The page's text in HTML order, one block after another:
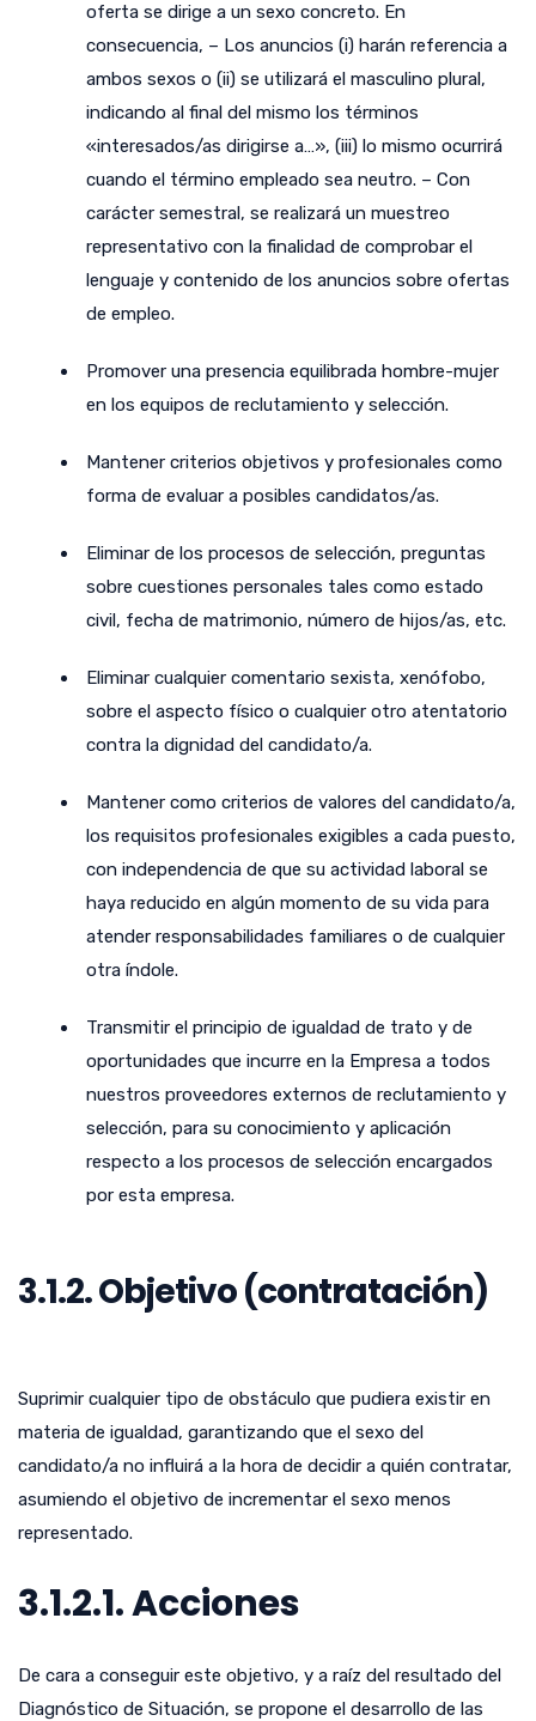
oferta se dirige a un sexo concreto. En
consecuencia, – Los anuncios (i) harán referencia a
ambos sexos o (ii) se utilizará el masculino plural,
indicando al final del mismo los términos
«interesados/as dirigirse a…», (iii) lo mismo ocurrirá
cuando el término empleado sea neutro. – Con
carácter semestral, se realizará un muestreo
representativo con la finalidad de comprobar el
lenguaje y contenido de los anuncios sobre ofertas
de empleo.
Promover una presencia equilibrada hombre-mujer
en los equipos de reclutamiento y selección.
Mantener criterios objetivos y profesionales como
forma de evaluar a posibles candidatos/as.
Eliminar de los procesos de selección, preguntas
sobre cuestiones personales tales como estado
civil, fecha de matrimonio, número de hijos/as, etc.
Eliminar cualquier comentario sexista, xenófobo,
sobre el aspecto físico o cualquier otro atentatorio
contra la dignidad del candidato/a.
Mantener como criterios de valores del candidato/a,
los requisitos profesionales exigibles a cada puesto,
con independencia de que su actividad laboral se
haya reducido en algún momento de su vida para
atender responsabilidades familiares o de cualquier
otra índole.
Transmitir el principio de igualdad de trato y de
oportunidades que incurre en la Empresa a todos
nuestros proveedores externos de reclutamiento y
selección, para su conocimiento y aplicación
respecto a los procesos de selección encargados
por esta empresa.
3.1.2. Objetivo (contratación)
Suprimir cualquier tipo de obstáculo que pudiera existir en
materia de igualdad, garantizando que el sexo del
candidato/a no influirá a la hora de decidir a quién contratar,
asumiendo el objetivo de incrementar el sexo menos
representado.
3.1.2.1. Acciones
De cara a conseguir este objetivo, y a raíz del resultado del
Diagnóstico de Situación, se propone el desarrollo de las